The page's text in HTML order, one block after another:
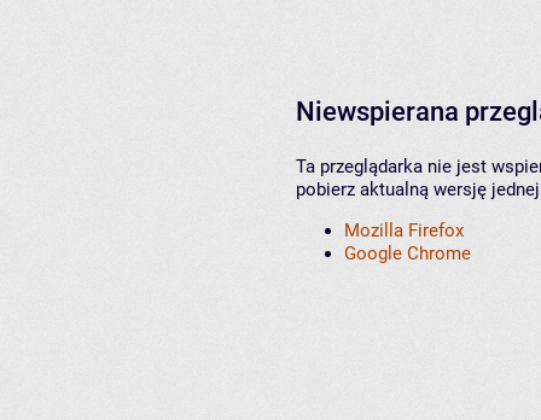
Niewspierana
Ta przeglądarka nie jest
pobierz aktualną wersję
Mozilla Firefox
Google Chrome